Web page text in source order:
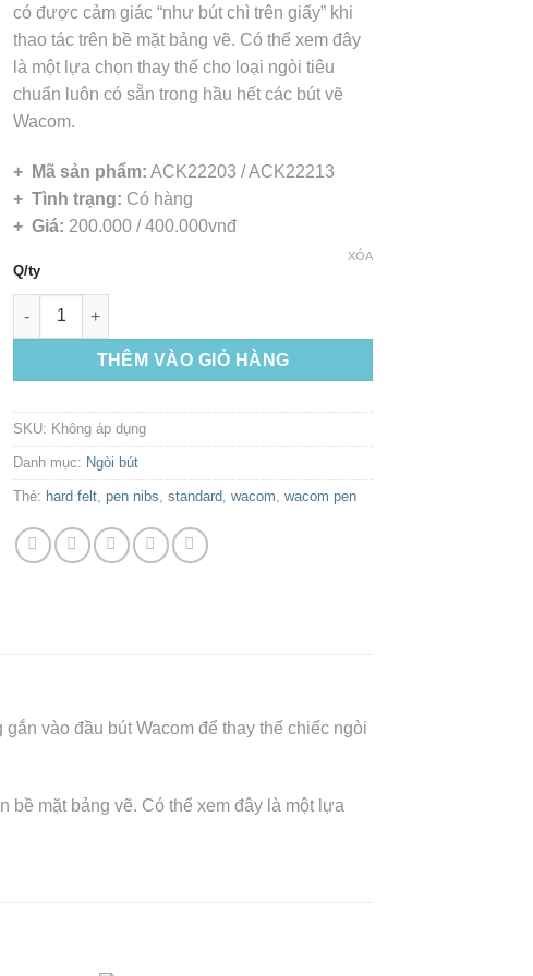
có được cảm giác “như bút chì trên giấy” khi
thao tác trên bề mặt bảng vẽ. Có thể xem đây
là một lựa chọn thay thế cho loại ngòi tiêu
chuẩn luôn có sẵn trong hầu hết các bút vẽ
Wacom.
+ Mã sản phẩm: ACK22203 / ACK22213
+ Tình trạng: Có hàng
+ Giá: 200.000 / 400.000vnđ
Q/ty
XÓA
Hard-Felt Nibs Pro Pen 2 số lượng
THÊM VÀO GIỎ HÀNG
SKU: Không áp dụng
Danh mục: Ngòi bút
Thẻ: hard felt, pen nibs, standard, wacom, wacom pen
vào đầu bút Wacom để thay thế chiếc ngòi
bề mặt bảng vẽ. Có thể xem đây là một lựa